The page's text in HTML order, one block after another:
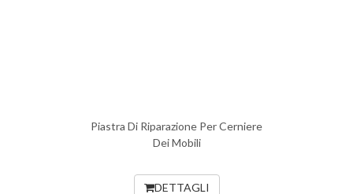
Piastra Di Riparazione Per Cerniere
Dei Mobili
DETTAGLI